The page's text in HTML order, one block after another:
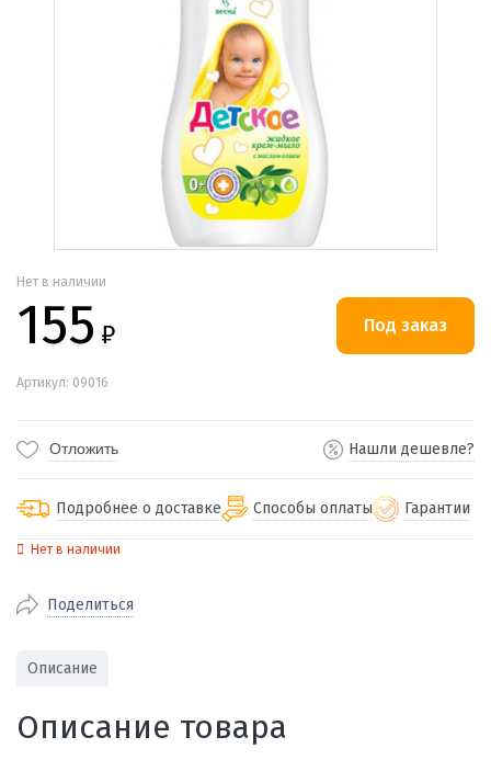
Нет в наличии
155 ₽
Артикул: 09016
Отложить Нашли дешевле?
Подробнее о доставке
доставка
стоимость доставки
службами Пэк, Кит, Луч, Сдэк, Озон
доставка, Почта РФ или любой другой
Способы оплаты
Наличными при получении (для
городов)
Гарантии
Нет в наличии
Поделиться
Описание
Описание товара